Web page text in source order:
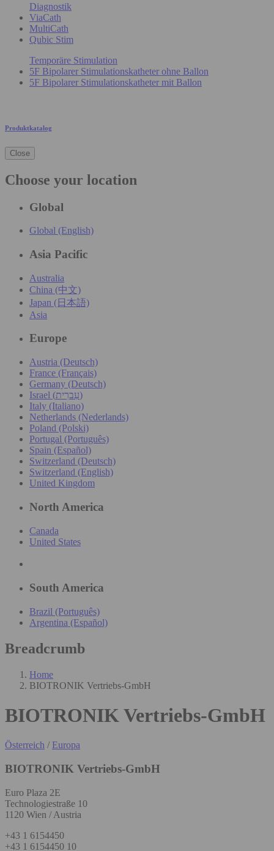
Diagnostik
ViaCath
MultiCath
Qubic Stim
Temporäre Stimulation
5F Bipolarer Stimulationskatheter ohne Ballon
5F Bipolarer Stimulationskatheter mit Ballon
Produktkatalog
Close
Choose your location
Global
Global (English)
Asia Pacific
Australia
China (中文)
Japan (日本語)
Asia
Europe
Austria (Deutsch)
France (Français)
Germany (Deutsch)
Israel (עִברִית)
Italy (Italiano)
Netherlands (Nederlands)
Poland (Polski)
Portugal (Português)
Spain (Español)
Switzerland (Deutsch)
Switzerland (English)
United Kingdom
North America
Canada
United States
South America
Brazil (Português)
Argentina (Español)
Breadcrumb
Home
BIOTRONIK Vertriebs-GmbH
BIOTRONIK Vertriebs-GmbH
Österreich / Europa
BIOTRONIK Vertriebs-GmbH
Euro Plaza 2E
Technologiestraße 10
1120 Wien / Austria
+43 1 6154450
+43 1 6154450 10